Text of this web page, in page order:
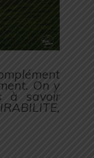
On y
à savoir